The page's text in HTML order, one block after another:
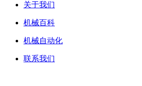
关于我们
机械百科
机械自动化
联系我们